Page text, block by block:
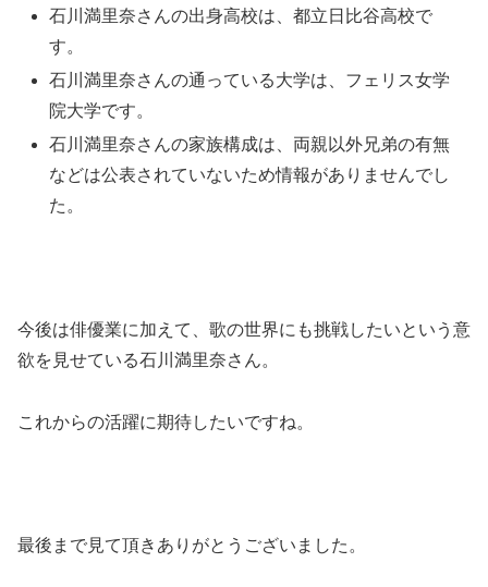
石川満里奈さんの出身高校は、都立日比谷高校で
す。
石川満里奈さんの通っている大学は、フェリス女学
院大学です。
石川満里奈さんの家族構成は、両親以外兄弟の有無
などは公表されていないため情報がありませんでし
た。
今後は俳優業に加えて、歌の世界にも挑戦したいという意
欲を見せている石川満里奈さん。
これからの活躍に期待したいですね。
最後まで見て頂きありがとうございました。